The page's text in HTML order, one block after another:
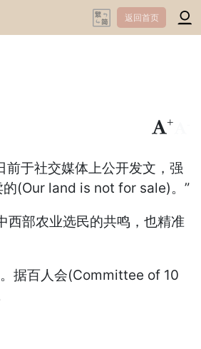
返回首页
+
于社交媒体上公开发文，强
的(Our land is not for sale)。”
西部农业选民的共鸣，也精准
据百人会(Committee of 10